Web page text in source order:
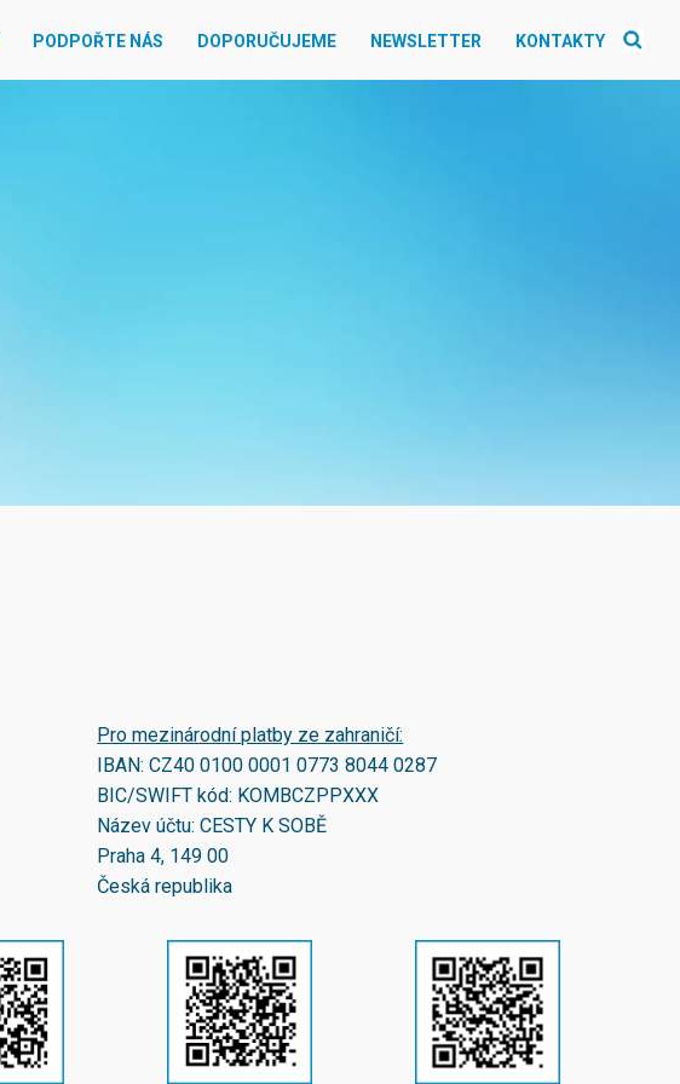
PODPOŘTE NÁS DOPORUČUJEME NEWSLETTER KONTAKTY
Pro mezinárodní platby ze zahraničí:
IBAN:CZ40 0100 0001 0773 8044 0287
BIC/SWIFT kód: KOMBCZPPXXX
Název účtu: CESTY K SOBĚ
Praha 4, 149 00
Česká republika